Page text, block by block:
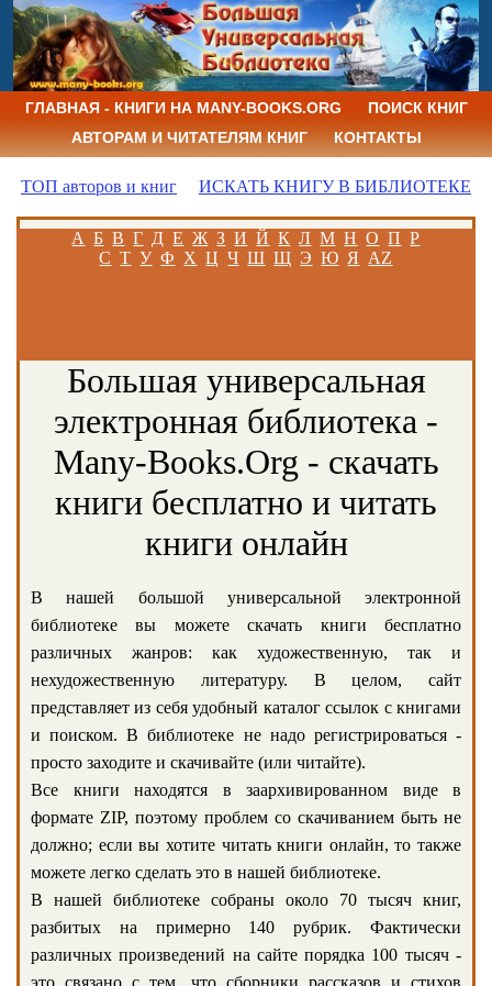
ГЛАВНАЯ - КНИГИ НА MANY-BOOKS.ORG
ПОИСК КНИГ
АВТОРАМ И ЧИТАТЕЛЯМ КНИГ
КОНТАКТЫ
ТОП авторов и книг ИСКАТЬ КНИГУ В БИБЛИОТЕКЕ
А Б В Г Д Е Ж З И Й К Л М Н О П Р
С Т У Ф Х Ц Ч Ш Щ Э Ю Я AZ
Большая универсальная
электронная библиотека -
Many-Books.Org - скачать
книги бесплатно и читать
книги онлайн
В нашей большой универсальной электронной
библиотеке вы можете скачать книги бесплатно
различных жанров: как художественную, так и
нехудожественную литературу. В целом, сайт
представляет из себя удобный каталог ссылок с книгами
и поиском. В библиотеке не надо регистрироваться -
просто заходите и скачивайте (или читайте).
Все книги находятся в заархивированном виде в
формате ZIP, поэтому проблем со скачиванием быть не
должно; если вы хотите читать книги онлайн, то также
можете легко сделать это в нашей библиотеке.
В нашей библиотеке собраны около 70 тысяч книг,
разбитых на примерно 140 рубрик. Фактически
различных произведений на сайте порядка 100 тысяч -
это связано с тем, что сборники рассказов и стихов